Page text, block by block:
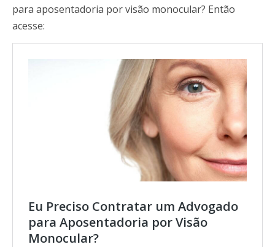
para aposentadoria por visão monocular? Então
acesse:
Eu Preciso Contratar um Advogado
para Aposentadoria por Visão
Monocular?